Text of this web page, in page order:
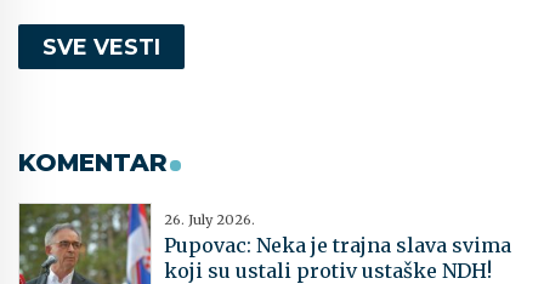
SVE VESTI
KOMENTAR
26. July 2026.
Pupovac: Neka je trajna slava svima
koji su ustali protiv ustaške NDH!